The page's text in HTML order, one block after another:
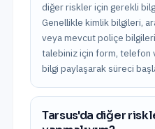
diğer riskler için gerekli
Genellikle kimlik bilgileri,
veya mevcut poliçe
talebiniz için form, telefon
bilgi paylaşarak süreci
Tarsus'da diğer